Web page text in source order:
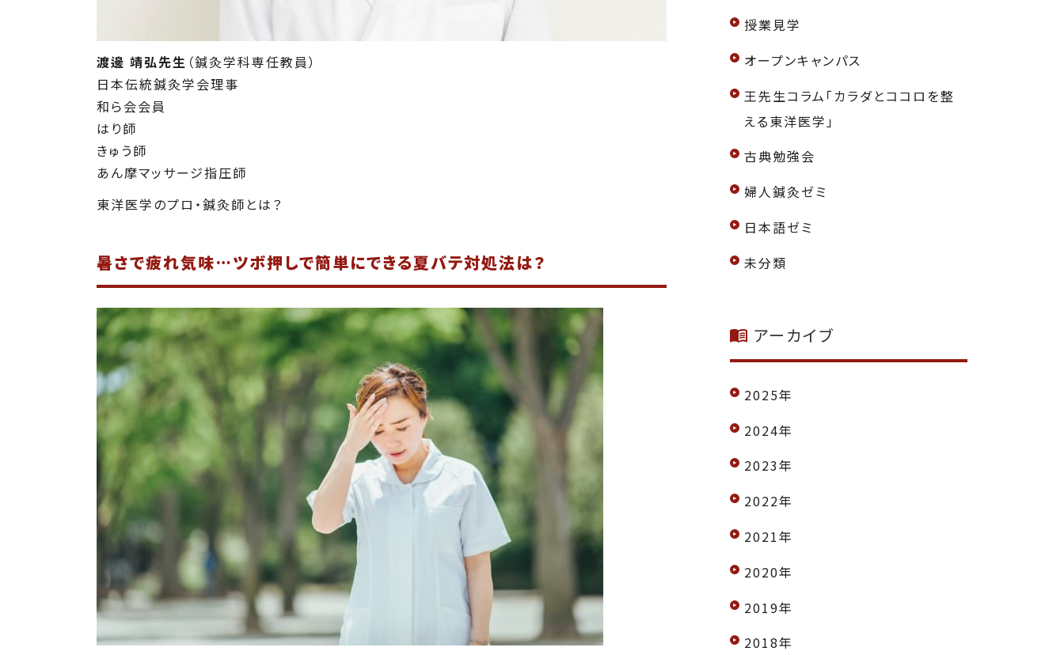
渡邊 靖弘先生 （鍼灸学科専任教員）
日本伝統鍼灸学会理事
和ら会会員
はり師
きゅう師
あん摩マッサージ指圧師
東洋医学のプロ・鍼灸師とは？
暑さで疲れ気味…ツボ押しで簡単にできる夏バテ対処法は？
授業見学
オープンキャンパス
王先生コラム「カラダとココロを整
える東洋医学」
古典勉強会
婦人鍼灸ゼミ
日本語ゼミ
未分類
アーカイブ
2025年
2024年
2023年
2022年
2021年
2020年
2019年
2018年